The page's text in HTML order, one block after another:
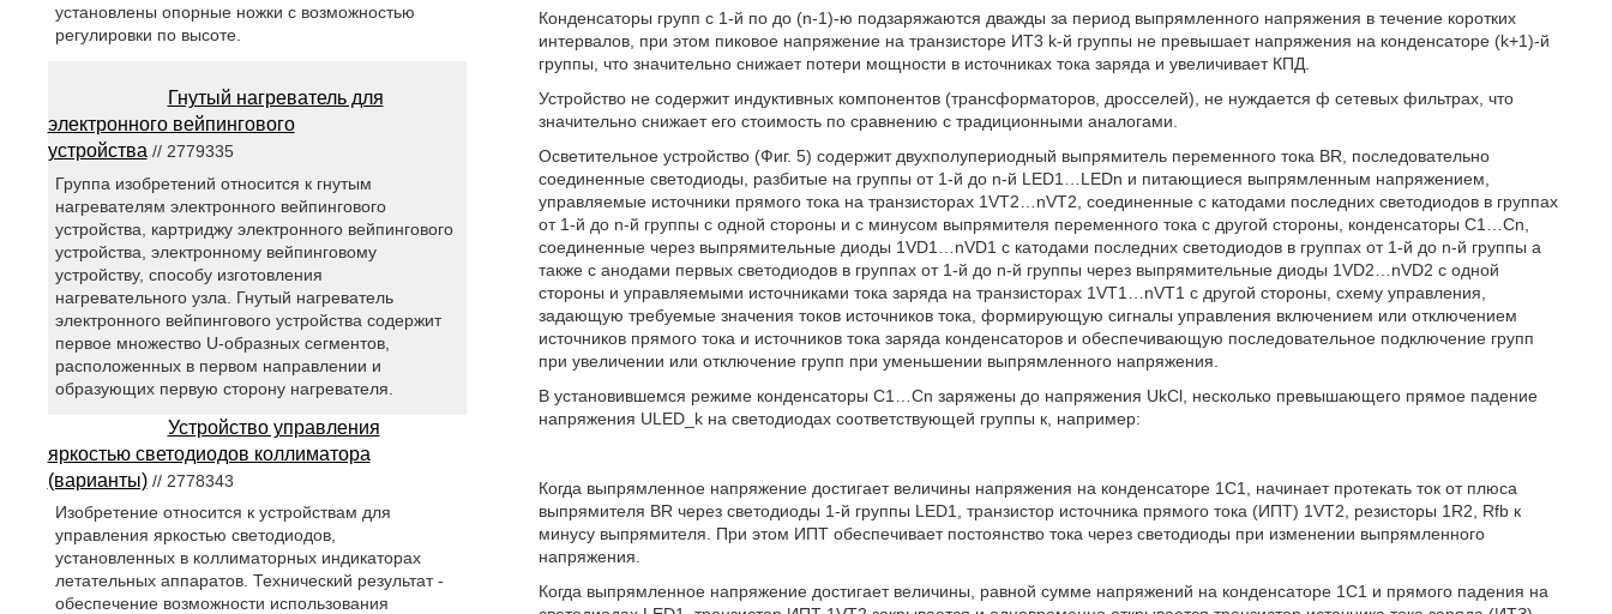
Конденсаторы групп с 1-й по до (n-1)-ю подзаряжаются дважды за период выпрямленного напряжения в течение коротких
интервалов, при этом пиковое напряжение на транзисторе ИТ3 k-й группы не превышает напряжения на конденсаторе (k+1)-й
группы, что значительно снижает потери мощности в источниках тока заряда и увеличивает КПД.
Устройство не содержит индуктивных компонентов (трансформаторов, дросселей), не нуждается ф сетевых фильтрах, что
значительно снижает его стоимость по сравнению с традиционными аналогами.
Осветительное устройство (Фиг. 5) содержит двухполупериодный выпрямитель переменного тока BR, последовательно
соединенные светодиоды, разбитые на группы от 1-й до n-й LED1…LEDn и питающиеся выпрямленным напряжением,
управляемые источники прямого тока на транзисторах 1VT2…nVT2, соединенные с катодами последних светодиодов в группах
от 1-й до n-й группы с одной стороны и с минусом выпрямителя переменного тока с другой стороны, конденсаторы С1…Cn,
соединенные через выпрямительные диоды 1VD1…nVD1 с катодами последних светодиодов в группах от 1-й до n-й группы а
также с анодами первых светодиодов в группах от 1-й до n-й группы через выпрямительные диоды 1VD2…nVD2 с одной
стороны и управляемыми источниками тока заряда на транзисторах 1VT1…nVT1 с другой стороны, схему управления,
задающую требуемые значения токов источников тока, формирующую сигналы управления включением или отключением
источников прямого тока и источников тока заряда конденсаторов и обеспечивающую последовательное подключение групп
при увеличении или отключение групп при уменьшении выпрямленного напряжения.
В установившемся режиме конденсаторы С1…Cn заряжены до напряжения UkCl, несколько превышающего прямое падение
напряжения ULED_k на светодиодах соответствующей группы к, например:
Когда выпрямленное напряжение достигает величины напряжения на конденсаторе 1С1, начинает протекать ток от плюса
выпрямителя BR через светодиоды 1-й группы LED1, транзистор источника прямого тока (ИПТ) 1VT2, резисторы 1R2, Rfb к
минусу выпрямителя. При этом ИПТ обеспечивает постоянство тока через светодиоды при изменении выпрямленного
напряжения.
Когда выпрямленное напряжение достигает величины, равной сумме напряжений на конденсаторе 1С1 и прямого падения на
установлены опорные ножки с возможностью
регулировки по высоте.
Гнутый нагреватель для
электронного вейпингового
устройства // 2779335
Группа изобретений относится к гнутым
нагревателям электронного вейпингового
устройства, картриджу электронного вейпингового
устройства, электронному вейпинговому
устройству, способу изготовления
нагревательного узла. Гнутый нагреватель
электронного вейпингового устройства содержит
первое множество U-образных сегментов,
расположенных в первом направлении и
образующих первую сторону нагревателя.
Устройство управления
яркостью светодиодов коллиматора
(варианты)// 2778343
Изобретение относится к устройствам для
управления яркостью светодиодов,
установленных в коллиматорных индикаторах
летательных аппаратов. Технический результат -
обеспечение возможности использования